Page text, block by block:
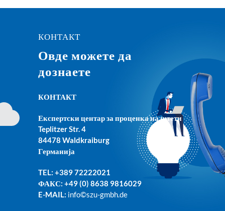
КОНТАКТ
Овде можете да
дознаете
КОНТАКТ
Експертски центар запроценка наштети
Teplitzer Str. 4
84478 Waldkraiburg
Германија
TEL: +389 72222021
ФАКС: +49 (0) 8638 9816029
E-MAIL: info©szu-gmbh.de